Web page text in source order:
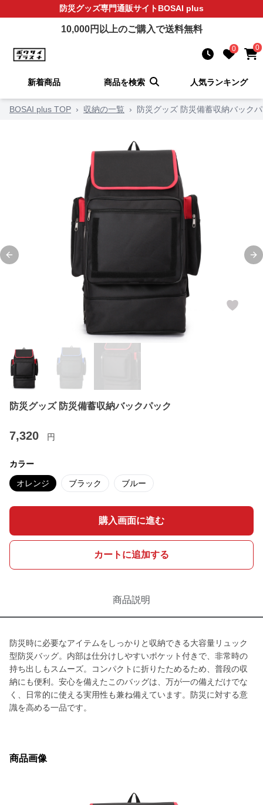
防災グッズ専門通販サイトBOSAI plus
10,000円以上のご購入で送料無料
0 0
新着商品 商品を検索 人気ランキング
BOSAI plus TOP › 収納の一覧 › 防災グッズ 防災備蓄収納バック
Previous slide
防災グッズ 防災備蓄収納バックパック
7,320 円
カラー
オレンジ ブラック ブルー
購入画面に進む
カートに追加する
商品説明
防災時に必要なアイテムをしっかりと収納できる大容量リュック
型防災バッグ。内部は仕分けしやすいポケット付きで、非常時の
持ち出しもスムーズ。コンパクトに折りたためるため、普段の収
納にも便利。安心を備えたこのバッグは、万が一の備えだけでな
く、日常的に使える実用性も兼ね備えています。防災に対する意
識を高める一品です。
商品画像